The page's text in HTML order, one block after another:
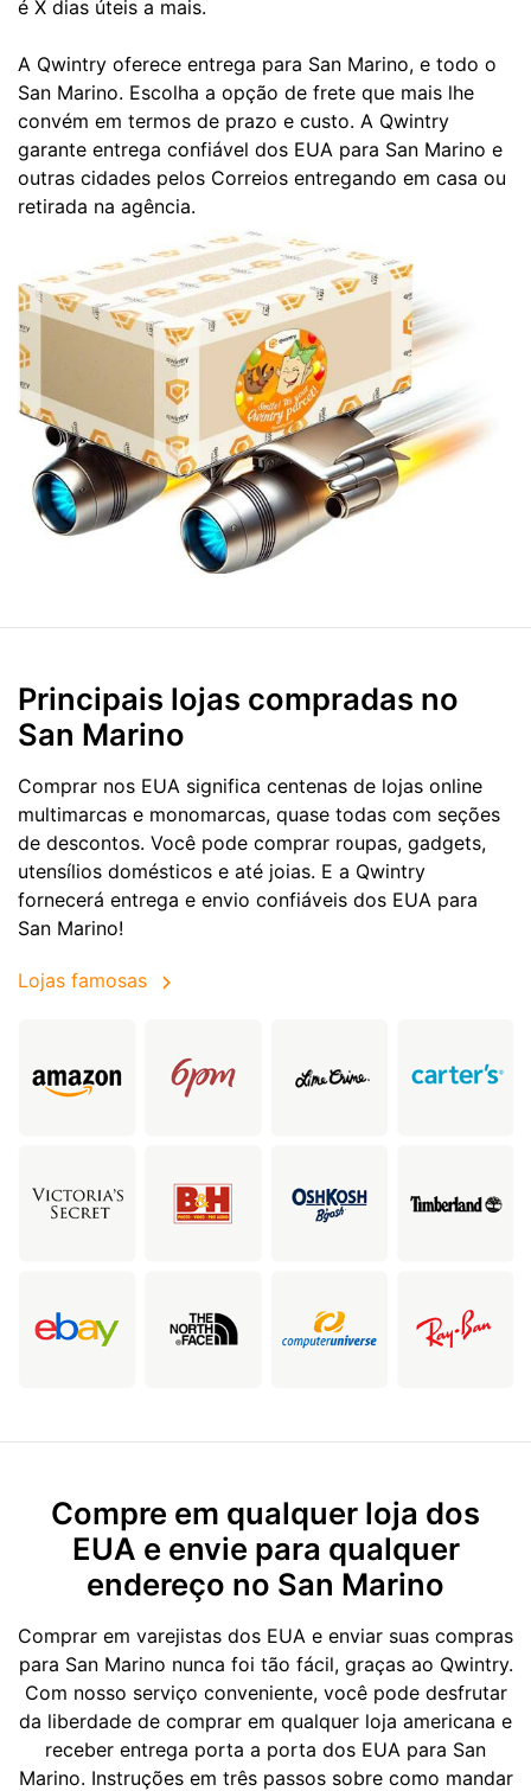
é X dias úteis a mais.
A Qwintry oferece entrega para San Marino, e todo o
San Marino. Escolha a opção de frete que mais lhe
convém em termos de prazo e custo. A Qwintry
garante entrega confiável dos EUA para San Marino e
outras cidades pelos Correios entregando em casa ou
retirada na agência.
Principais lojas compradas no
San Marino
Comprar nos EUA significa centenas de lojas online
multimarcas e monomarcas, quase todas com seções
de descontos. Você pode comprar roupas, gadgets,
utensílios domésticos e até joias. E a Qwintry
fornecerá entrega e envio confiáveis dos EUA para
San Marino!
Lojas famosas
Compre em qualquer loja dos
EUA e envie para qualquer
endereço no San Marino
Comprar em varejistas dos EUA e enviar suas compras
para San Marino nunca foi tão fácil, graças ao Qwintry.
Com nosso serviço conveniente, você pode desfrutar
da liberdade de comprar em qualquer loja americana e
receber entrega porta a porta dos EUA para San
Marino. Instruções em três passos sobre como mandar